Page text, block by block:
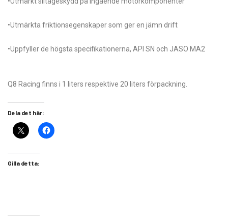
•Utmärkta friktionsegenskaper som ger en jämn drift
•Uppfyller de högsta specifikationerna, API SN och JASO MA2
Q8 Racing finns i 1 liters respektive 20 liters förpackning.
Dela det här:
Gilla detta: